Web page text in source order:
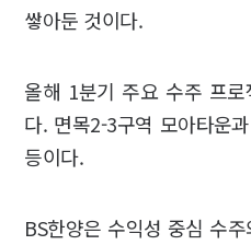
쌓아둔 것이다.
올해 1분기 주요 수주 프
다. 면목2-3구역 모아타운
등이다.
BS한양은 수익성 중심 수